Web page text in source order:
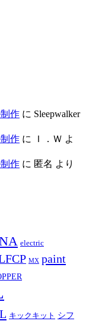
作 に Sleepwalker
作 に Ｉ．Ｗ よ
作 に 匿名 より
electric
MX paint
キックキット シフ